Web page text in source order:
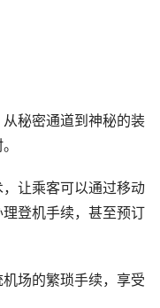
秘密通道到神秘的装
让乘客可以通过移动
登机手续，甚至预订
场的繁琐手续，享受